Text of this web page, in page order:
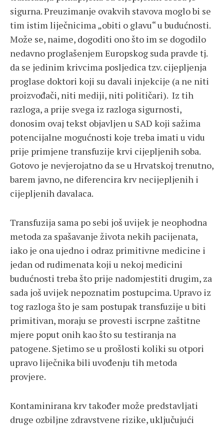
sigurna. Preuzimanje ovakvih stavova moglo bi se
tim istim liječnicima „obiti o glavu“ u budućnosti.
Može se, naime, dogoditi ono što im se dogodilo
nedavno proglašenjem Europskog suda pravde tj.
da se jedinim krivcima posljedica tzv. cijepljenja
proglase doktori koji su davali injekcije (a ne niti
proizvođači, niti mediji, niti političari). Iz tih
razloga, a prije svega iz razloga sigurnosti,
donosim ovaj tekst objavljen u SAD koji sažima
potencijalne mogućnosti koje treba imati u vidu
prije primjene transfuzije krvi cijepljenih soba.
Gotovo je nevjerojatno da se u Hrvatskoj trenutno,
barem javno, ne diferencira krv necijepljenih i
cijepljenih davalaca.
Transfuzija sama po sebi još uvijek je neophodna
metoda za spašavanje života nekih pacijenata,
iako je ona ujedno i odraz primitivne medicine i
jedan od rudimenata koji u nekoj medicini
budućnosti treba što prije nadomjestiti drugim, za
sada još uvijek nepoznatim postupcima. Upravo iz
tog razloga što je sam postupak transfuzije u biti
primitivan, moraju se provesti iscrpne zaštitne
mjere poput onih kao što su testiranja na
patogene. Sjetimo se u prošlosti koliki su otpori
upravo liječnika bili uvođenju tih metoda
provjere.
Kontaminirana krv također može predstavljati
druge ozbiljne zdravstvene rizike, uključujući